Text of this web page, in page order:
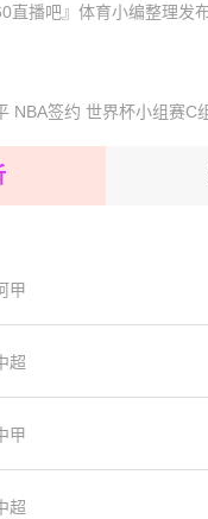
15 【中乙】 长春喜都VS
15 【中乙】 长春喜都VS
14 【中乙】 长春喜都VS
15 【中乙】 长春喜都VS
15 【中乙】 长春喜都VS
15 【中乙】 长春喜都VS
14 【中乙】 长春喜都VS
播吧』体育小编整理发
NBA签约 世界杯小组赛C
甲
超
甲
超